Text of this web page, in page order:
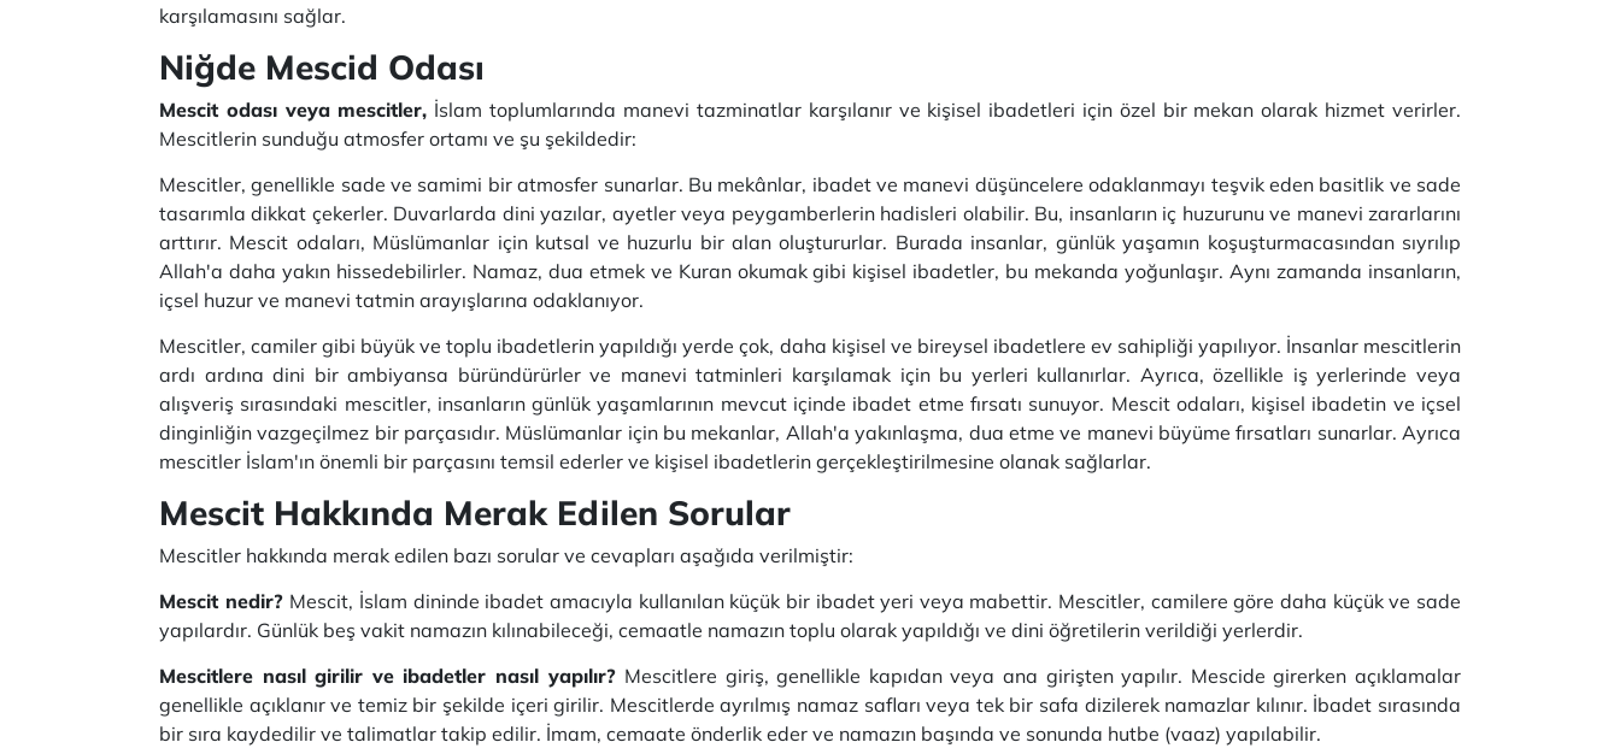
karşılamasını sağlar.
Niğde Mescid Odası
Mescit odası veya mescitler, İslam toplumlarında manevi tazminatlar karşılanır ve kişisel ibadetleri için özel bir mekan olarak hizmet verirler.
Mescitlerin sunduğu atmosfer ortamı ve şu şekildedir:
Mescitler, genellikle sade ve samimi bir atmosfer sunarlar. Bu mekânlar, ibadet ve manevi düşüncelere odaklanmayı teşvik eden basitlik ve sade
tasarımla dikkat çekerler. Duvarlarda dini yazılar, ayetler veya peygamberlerin hadisleri olabilir. Bu, insanların iç huzurunu ve manevi zararlarını
arttırır. Mescit odaları, Müslümanlar için kutsal ve huzurlu bir alan oluştururlar. Burada insanlar, günlük yaşamın koşuşturmacasından sıyrılıp
Allah'a daha yakın hissedebilirler. Namaz, dua etmek ve Kuran okumak gibi kişisel ibadetler, bu mekanda yoğunlaşır. Aynı zamanda insanların,
içsel huzur ve manevi tatmin arayışlarına odaklanıyor.
Mescitler, camiler gibi büyük ve toplu ibadetlerin yapıldığı yerde çok, daha kişisel ve bireysel ibadetlere ev sahipliği yapılıyor. İnsanlar mescitlerin
ardı ardına dini bir ambiyansa büründürürler ve manevi tatminleri karşılamak için bu yerleri kullanırlar. Ayrıca, özellikle iş yerlerinde veya
alışveriş sırasındaki mescitler, insanların günlük yaşamlarının mevcut içinde ibadet etme fırsatı sunuyor. Mescit odaları, kişisel ibadetin ve içsel
dinginliğin vazgeçilmez bir parçasıdır. Müslümanlar için bu mekanlar, Allah'a yakınlaşma, dua etme ve manevi büyüme fırsatları sunarlar. Ayrıca
mescitler İslam'ın önemli bir parçasını temsil ederler ve kişisel ibadetlerin gerçekleştirilmesine olanak sağlarlar.
Mescit Hakkında Merak Edilen Sorular
Mescitler hakkında merak edilen bazı sorular ve cevapları aşağıda verilmiştir:
Mescit nedir? Mescit, İslam dininde ibadet amacıyla kullanılan küçük bir ibadet yeri veya mabettir. Mescitler, camilere göre daha küçük ve sade
yapılardır. Günlük beş vakit namazın kılınabileceği, cemaatle namazın toplu olarak yapıldığı ve dini öğretilerin verildiği yerlerdir.
Mescitlere nasıl girilir ve ibadetler nasıl yapılır? Mescitlere giriş, genellikle kapıdan veya ana girişten yapılır. Mescide girerken açıklamalar
genellikle açıklanır ve temiz bir şekilde içeri girilir. Mescitlerde ayrılmış namaz safları veya tek bir safa dizilerek namazlar kılınır. İbadet sırasında
bir sıra kaydedilir ve talimatlar takip edilir. İmam, cemaate önderlik eder ve namazın başında ve sonunda hutbe (vaaz) yapılabilir.